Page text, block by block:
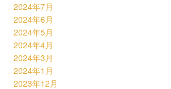
2024年7月
2024年6月
2024年5月
2024年4月
2024年3月
2024年1月
2023年12月